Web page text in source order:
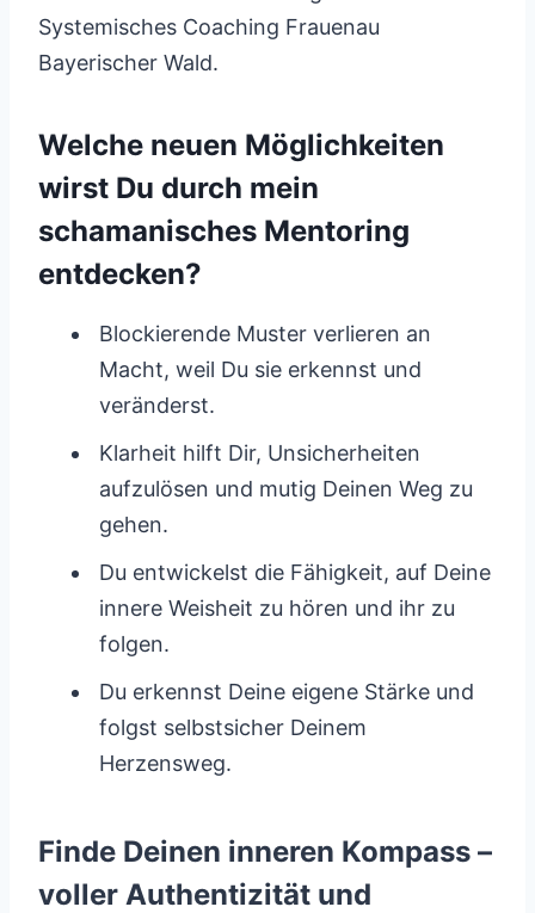
Systemisches Coaching Frauenau
Bayerischer Wald.
Welche neuen Möglichkeiten
wirst Du durch mein
schamanisches Mentoring
entdecken?
Blockierende Muster verlieren an
Macht, weil Du sie erkennst und
veränderst.
Klarheit hilft Dir, Unsicherheiten
aufzulösen und mutig Deinen Weg zu
gehen.
Du entwickelst die Fähigkeit, auf Deine
innere Weisheit zu hören und ihr zu
folgen.
Du erkennst Deine eigene Stärke und
folgst selbstsicher Deinem
Herzensweg.
Finde Deinen inneren Kompass –
voller Authentizität und